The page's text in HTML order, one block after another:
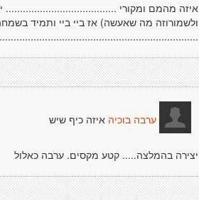
איזה מהמם ומקורי .......................................
ולשמורוזה מה שאעשה) אז ביי ביי ותמיד
ערבה בוכיה איזה כיף שיש
יצירה בהמלצה..... קטע מקסים. ערבה כאלול